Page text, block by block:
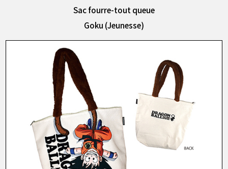
Sac fourre-tout queue
Goku (Jeunesse)